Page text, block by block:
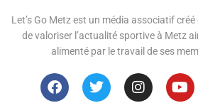
Let’s Go Metz est un média associatif
de valoriser l’actualité sportive à Metz
alimenté par le travail de ses